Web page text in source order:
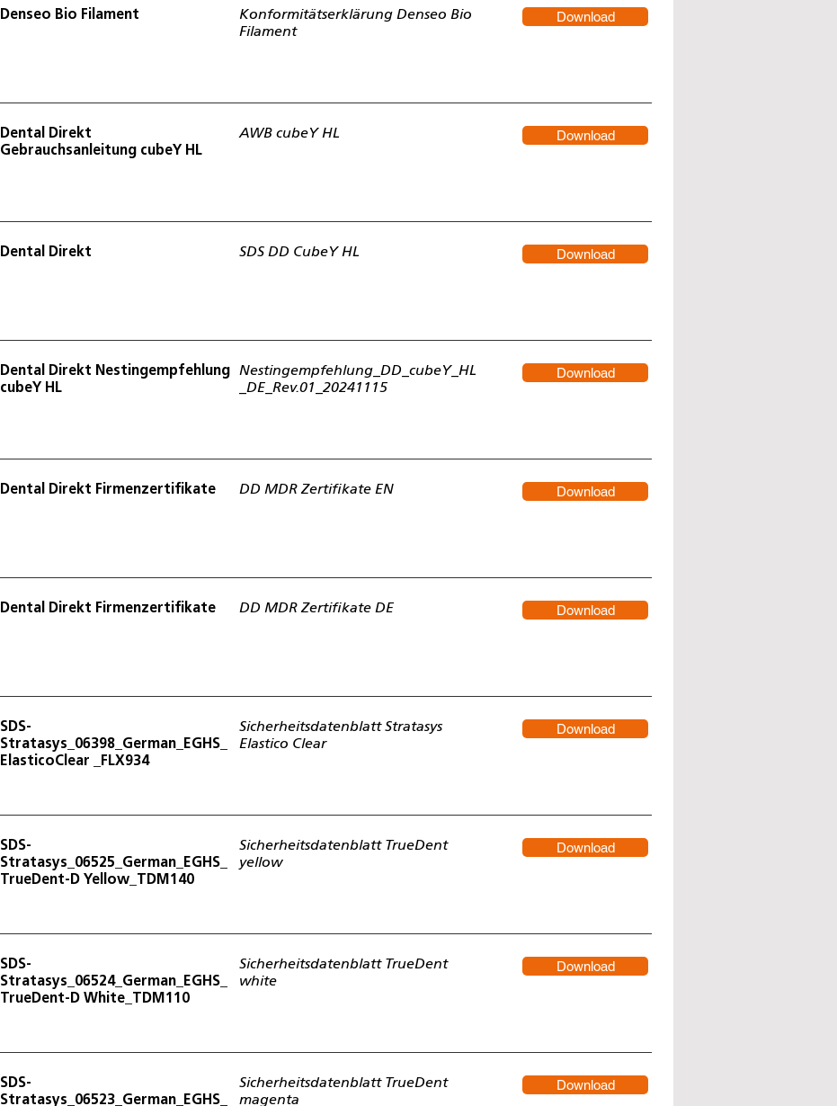
Denseo Bio Filament
Konformitätserklärung Denseo Bio
Filament
Download
Dental Direkt
Gebrauchsanleitung cubeY HL
AWB cubeY HL Download
Dental Direkt SDS DD CubeY HL Download
Dental Direkt Nestingempfehlung
cubeY HL
Nestingempfehlung_DD_cubeY_HL
_DE_Rev.01_20241115
Download
Dental Direkt Firmenzertifikate DD MDR Zertifikate EN Download
Dental Direkt Firmenzertifikate DD MDR Zertifikate DE Download
SDS-
Stratasys_06398_German_EGHS_
ElasticoClear _FLX934
Sicherheitsdatenblatt Stratasys
Elastico Clear
Download
SDS-
Stratasys_06525_German_EGHS_
TrueDent-D Yellow_TDM140
Sicherheitsdatenblatt TrueDent
yellow
Download
SDS-
Stratasys_06524_German_EGHS_
TrueDent-D White_TDM110
Sicherheitsdatenblatt TrueDent
white
Download
SDS-
Stratasys_06523_German_EGHS_
Sicherheitsdatenblatt TrueDent
magenta
Download